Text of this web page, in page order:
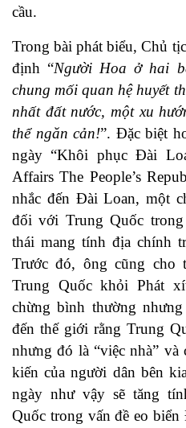
cầu.
Trong bài phát biểu, Chủ
định “Người Hoa ở hai
chung mối quan hệ huyết
nhất đất nước, một xu
thể ngăn cản!”. Đặc biệt
ngày “Khôi phục Đài
Affairs The People’s
nhắc đến Đài Loan, một
đối với Trung Quốc
thái mang tính địa chính
Trước đó, ông cũng cho
Trung Quốc khỏi Phát
chừng bình thường
đến thế giới rằng Trung
nhưng đó là “việc nhà”
kiến của người dân bên
ngày như vậy sẽ tăng
Quốc trong vấn đề eo